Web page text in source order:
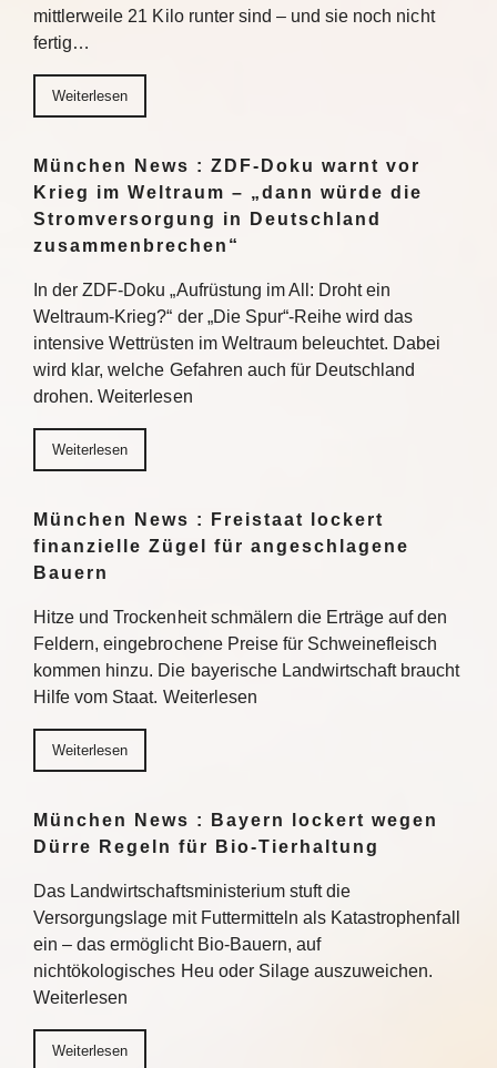
mittlerweile 21 Kilo runter sind – und sie noch nicht
fertig…
Weiterlesen
München News : ZDF-Doku warnt vor
Krieg im Weltraum – „dann würde die
Stromversorgung in Deutschland
zusammenbrechen“
In der ZDF-Doku „Aufrüstung im All: Droht ein
Weltraum-Krieg?“ der „Die Spur“-Reihe wird das
intensive Wettrüsten im Weltraum beleuchtet. Dabei
wird klar, welche Gefahren auch für Deutschland
drohen. Weiterlesen
Weiterlesen
München News : Freistaat lockert
finanzielle Zügel für angeschlagene
Bauern
Hitze und Trockenheit schmälern die Erträge auf den
Feldern, eingebrochene Preise für Schweinefleisch
kommen hinzu. Die bayerische Landwirtschaft braucht
Hilfe vom Staat. Weiterlesen
Weiterlesen
München News : Bayern lockert wegen
Dürre Regeln für Bio-Tierhaltung
Das Landwirtschaftsministerium stuft die
Versorgungslage mit Futtermitteln als Katastrophenfall
ein – das ermöglicht Bio-Bauern, auf
nichtökologisches Heu oder Silage auszuweichen.
Weiterlesen
Weiterlesen